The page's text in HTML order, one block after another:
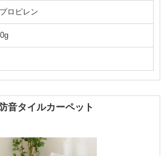
ロピレン
音タイルカーペット